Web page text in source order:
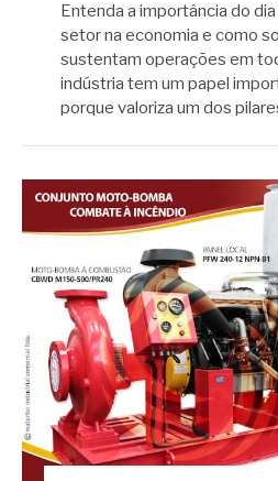
Entenda a importância do
setor na economia e como
sustentam operações em
indústria tem um papel
porque valoriza um dos